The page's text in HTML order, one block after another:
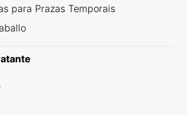
para Prazas Temporais